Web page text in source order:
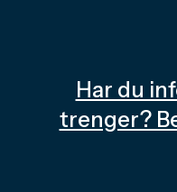
Har du
trenger?